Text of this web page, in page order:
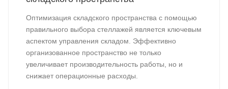
Оптимизация складского пространства с помощью
правильного выбора стеллажей является ключевым
аспектом управления складом. Эффективно
организованное пространство не только
увеличивает производительность работы, но и
снижает операционные расходы.